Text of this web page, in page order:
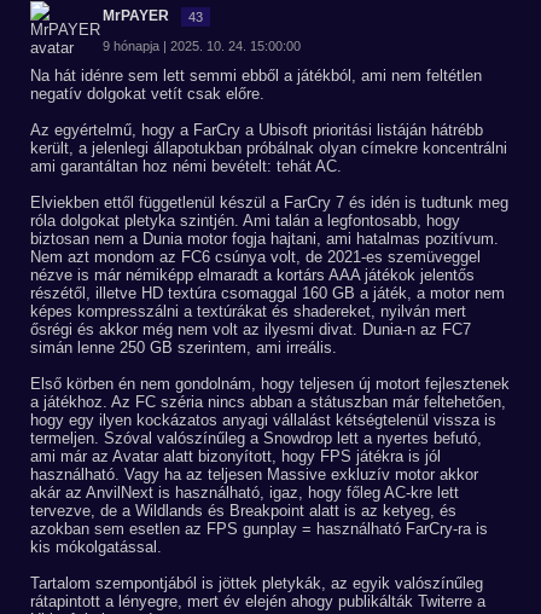
MrPAYER 43
9 hónapja | 2025. 10. 24. 15:00:00
Na hát idénre sem lett semmi ebből a játékból, ami nem feltétlen
negatív dolgokat vetít csak előre.
Az egyértelmű, hogy a FarCry a Ubisoft prioritási listáján hátrébb
került, a jelenlegi állapotukban próbálnak olyan címekre koncentrálni
ami garantáltan hoz némi bevételt: tehát AC.
Elviekben ettől függetlenül készül a FarCry 7 és idén is tudtunk meg
róla dolgokat pletyka szintjén. Ami talán a legfontosabb, hogy
biztosan nem a Dunia motor fogja hajtani, ami hatalmas pozitívum.
Nem azt mondom az FC6 csúnya volt, de 2021-es szemüveggel
nézve is már némiképp elmaradt a kortárs AAA játékok jelentős
részétől, illetve HD textúra csomaggal 160 GB a játék, a motor nem
képes kompresszálni a textúrákat és shadereket, nyilván mert
ősrégi és akkor még nem volt az ilyesmi divat. Dunia-n az FC7
simán lenne 250 GB szerintem, ami irreális.
Első körben én nem gondolnám, hogy teljesen új motort fejlesztenek
a játékhoz. Az FC széria nincs abban a státuszban már feltehetően,
hogy egy ilyen kockázatos anyagi vállalást kétségtelenül vissza is
termeljen. Szóval valószínűleg a Snowdrop lett a nyertes befutó,
ami már az Avatar alatt bizonyított, hogy FPS játékra is jól
használható. Vagy ha az teljesen Massive exkluzív motor akkor
akár az AnvilNext is használható, igaz, hogy főleg AC-kre lett
tervezve, de a Wildlands és Breakpoint alatt is az ketyeg, és
azokban sem esetlen az FPS gunplay = használható FarCry-ra is
kis mókolgatással.
Tartalom szempontjából is jöttek pletykák, az egyik valószínűleg
rátapintott a lényegre, mert év elején ahogy publikálták Twiterre a